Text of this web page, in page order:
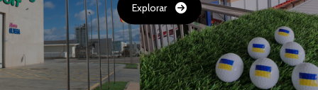
Explorar